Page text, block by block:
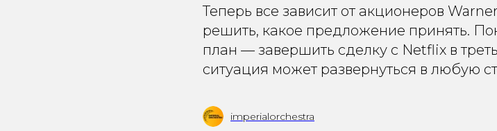
Теперь все зависит от акционеров
решить, какое предложение принять.
план — завершить сделку с Netflix в
ситуация может развернуться в любую
imperialorchestra